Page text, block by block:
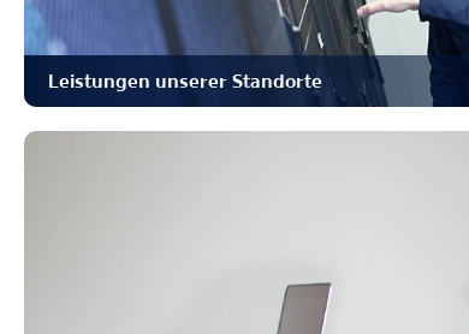
Leistungen unserer Standorte